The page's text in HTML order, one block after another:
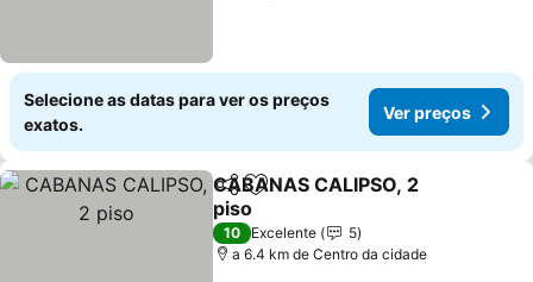
Selecione as datas para ver os preços
exatos.
Ver preços
PartilharAdicionar aos favoritos
CABANAS CALIPSO, 2
piso
Ver preços
10 Excelente
5
a 6.4 km de Centro da cidade